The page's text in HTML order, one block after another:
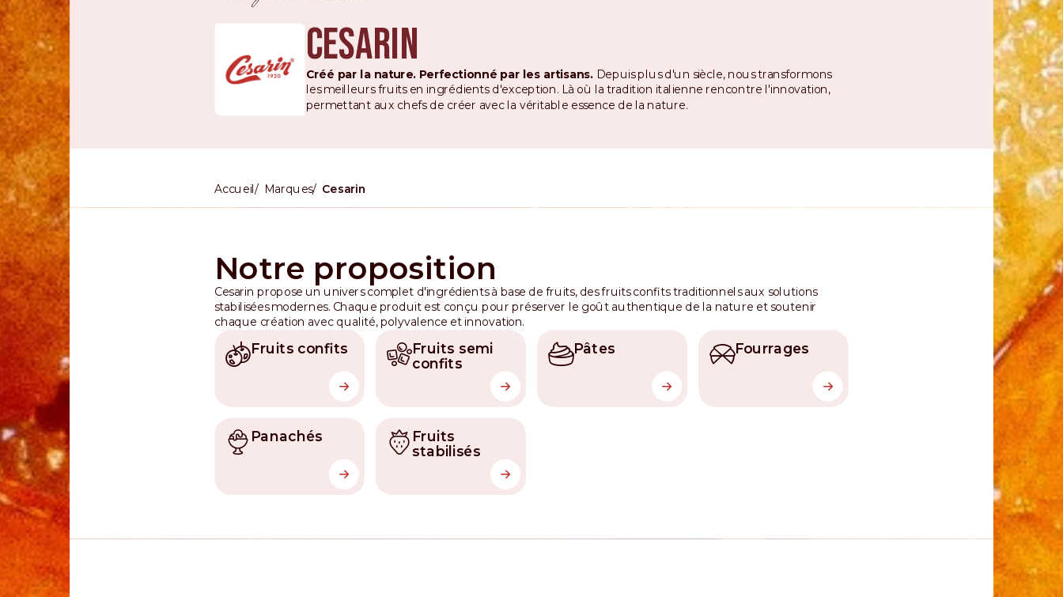
Cesarin
Créé par la nature. Perfectionné par les artisans. Depuis plus d'un siècle, nous transformons
les meilleurs fruits en ingrédients d'exception. Là où la tradition italienne rencontre l'innovation,
permettant aux chefs de créer avec la véritable essence de la nature.
Accueil Marques Cesarin
Notre proposition
Cesarin propose un univers complet d'ingrédients à base de fruits, des fruits confits traditionnels aux solutions
stabilisées modernes. Chaque produit est conçu pour préserver le goût authentique de la nature et soutenir
chaque création avec qualité, polyvalence et innovation.
Fruits confits
Fruits semi
confits
Pâtes Fourrages
Panachés
Fruits
stabilisés